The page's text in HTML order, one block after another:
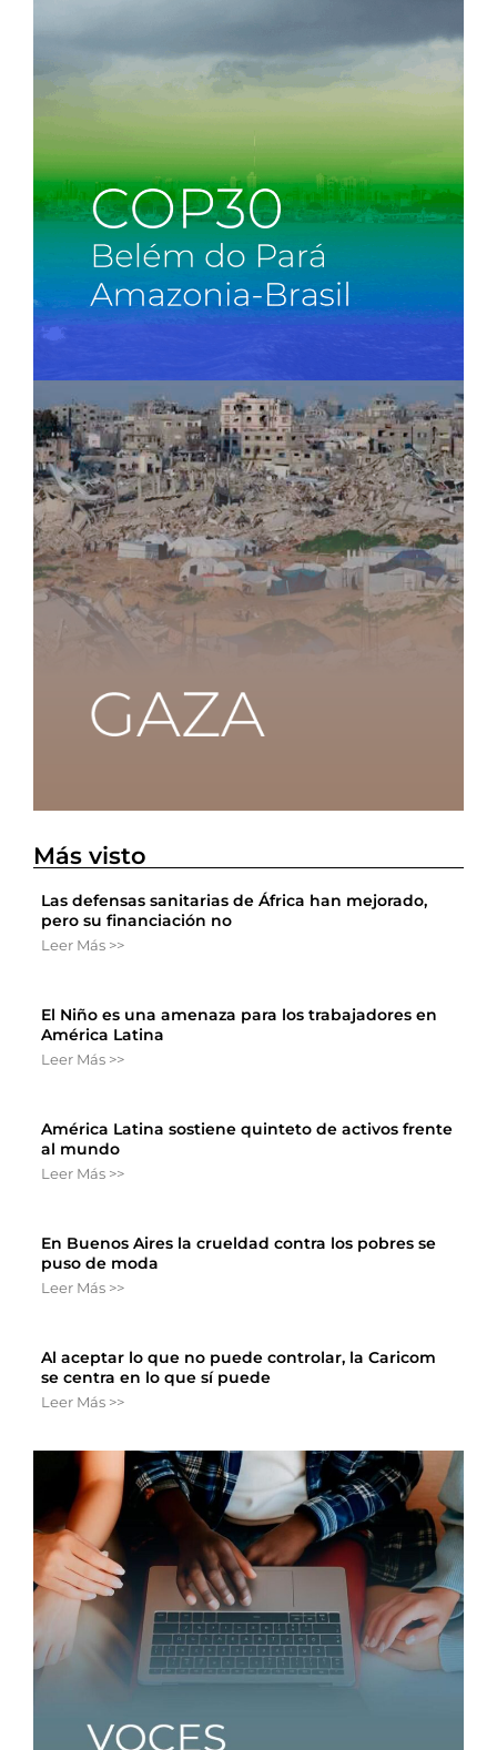
Más visto
Las defensas sanitarias de África han mejorado,
pero su financiación no
Leer Más >>
El Niño es una amenaza para los trabajadores en
América Latina
Leer Más >>
América Latina sostiene quinteto de activos frente
al mundo
Leer Más >>
En Buenos Aires la crueldad contra los pobres se
puso de moda
Leer Más >>
Al aceptar lo que no puede controlar, la Caricom
se centra en lo que sí puede
Leer Más >>